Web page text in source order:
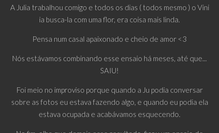
A Julia trabalhou comigo e todos os dias ( todos mesmo ) o Vini
ia busca-la com uma flor, era coisa mais linda.
Pensa num casal apaixonado e cheio de amor <3
Nós estávamos combinando esse ensaio há meses, até que...
SAIU!
Foi meio no improviso porque quando a Ju podia conversar
sobre as fotos eu estava fazendo algo, e quando eu podia ela
estava ocupada e acabávamos esquecendo.